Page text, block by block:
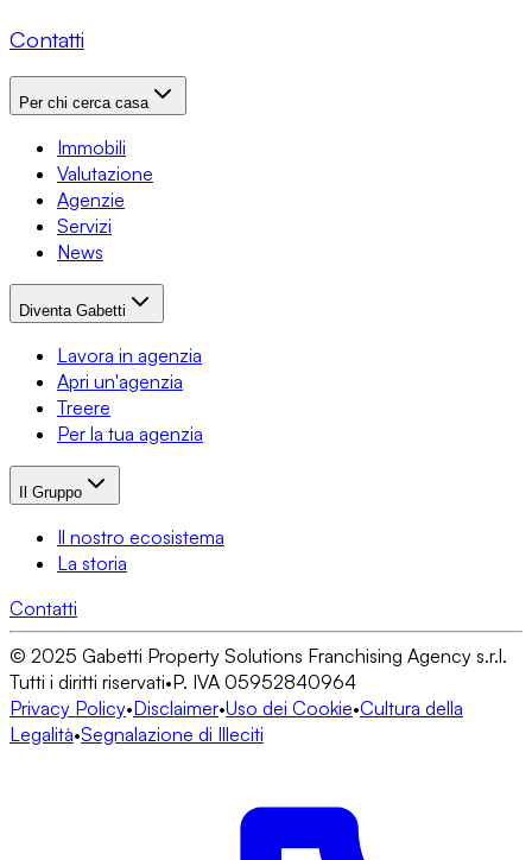
Contatti
Per chi cerca casa
Immobili
Valutazione
Agenzie
Servizi
News
Diventa Gabetti
Lavora in agenzia
Apri un'agenzia
Treere
Per la tua agenzia
Il Gruppo
Il nostro ecosistema
La storia
Contatti
© 2025 Gabetti Property Solutions Franchising Agency s.r.l.
Tutti i diritti riservati•P. IVA 05952840964
Privacy Policy•Disclaimer•Uso dei Cookie•Cultura della
Legalità•Segnalazione di Illeciti